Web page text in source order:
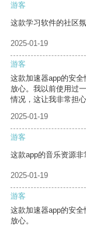
游客
这款学习软件的社区
2025-01-19
游客
这款加速器app的安
放心。我以前使用过
情况，这让我非常担心
2025-01-19
游客
这款app的音乐资源非
2025-01-19
游客
这款加速器app的安
放心。